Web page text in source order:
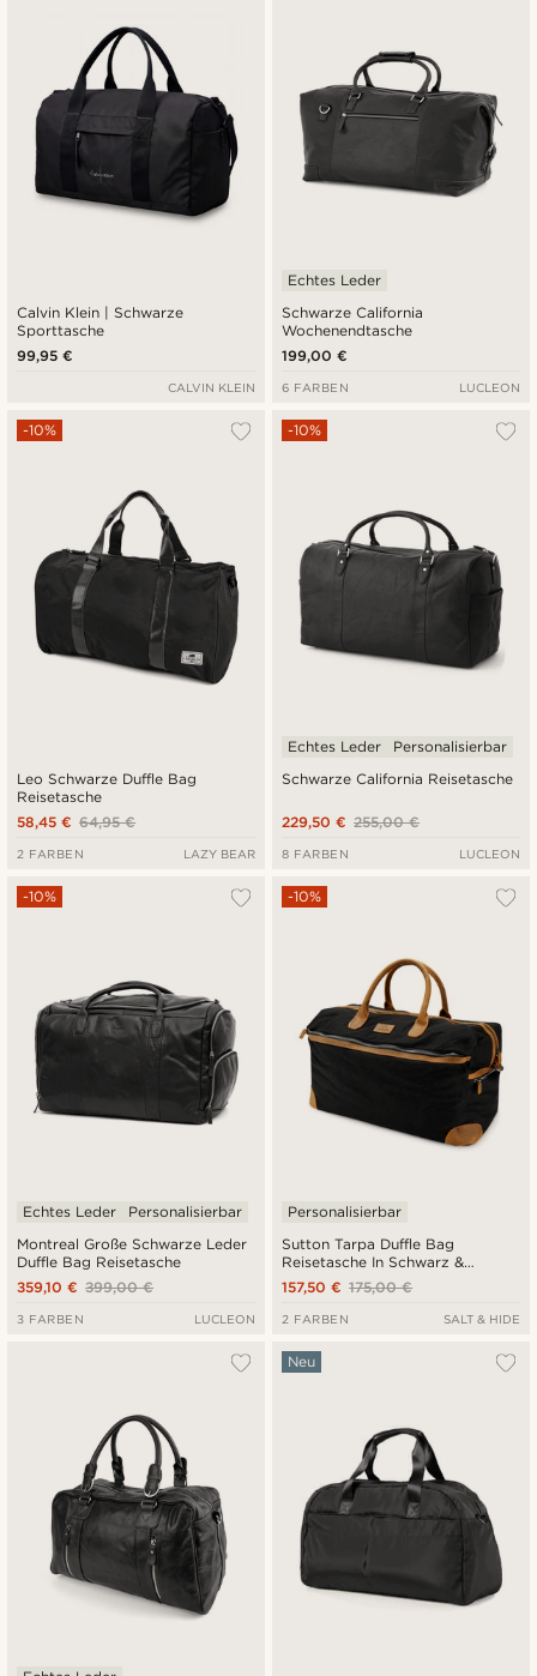
Calvin Klein | Schwarze
Sporttasche
99,95 €
CALVIN KLEIN
Schwarze California
Wochenendtasche
Echtes Leder
199,00 €
6 FARBEN LUCLEON
Leo Schwarze Duffle Bag
Reisetasche
-10%
64,95 €
58,45 €
2 FARBEN LAZY BEAR
Schwarze California Reisetasche
-10%
Echtes Leder Personalisierbar
255,00 €
229,50 €
8 FARBEN LUCLEON
Montreal Große Schwarze Leder
Duffle Bag Reisetasche
-10%
Echtes Leder Personalisierbar
399,00 €
359,10 €
3 FARBEN LUCLEON
Sutton Tarpa Duffle Bag
Reisetasche In Schwarz &
Hellbraun
-10%
Personalisierbar
175,00 €
157,50 €
2 FARBEN SALT & HIDE
Neu